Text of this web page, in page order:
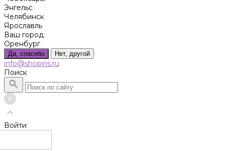
Энгельс
Челябинск
Ярославль
Ваш город
Оренбург
Да, спасибо Нет, другой
info@shopiris.ru
Поиск
Войти